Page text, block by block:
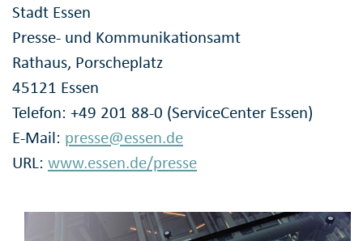
Stadt Essen
Presse- und Kommunikationsamt
Rathaus, Porscheplatz
45121 Essen
Telefon: +49 201 88-0 (ServiceCenter Essen)
E-Mail: presse@essen.de
URL: www.essen.de/presse